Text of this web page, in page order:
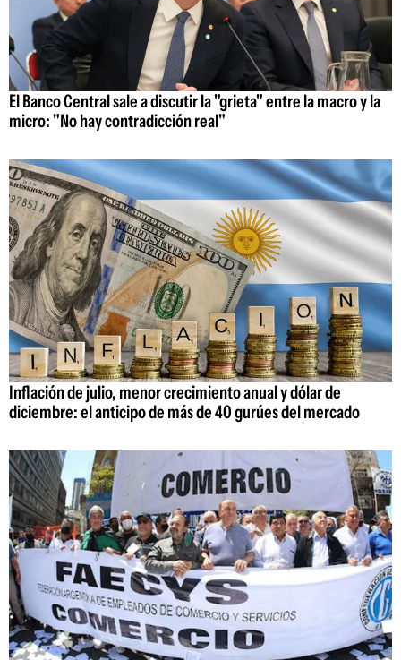
El Banco Central sale a discutir la "grieta" entre la macro y la
micro: "No hay contradicción real"
Inflación de julio, menor crecimiento anual y dólar de
diciembre: el anticipo de más de 40 gurúes del mercado